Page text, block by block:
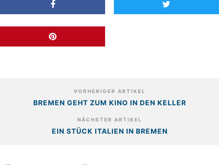
VORHERIGER ARTIKEL
BREMEN GEHT ZUM KINO IN DEN KELLER
NÄCHSTER ARTIKEL
EIN STÜCK ITALIEN IN BREMEN